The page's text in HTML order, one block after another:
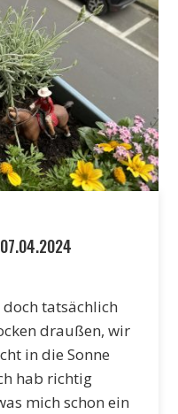
07.04.2024
tatsächlich
draußen, wir
in die Sonne
hab richtig
mich schon ein